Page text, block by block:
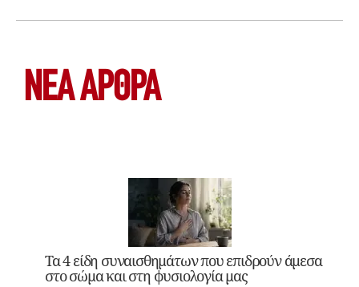
ΝΕΑ ΆΡΘΡΑ
Τα 4 είδη συναισθημάτων που επιδρούν άμεσα
στο σώμα και στη φυσιολογία μας